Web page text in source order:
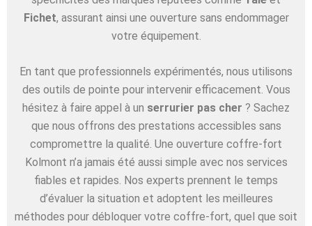
Fichet, assurant ainsi une ouverture sans endommager
votre équipement.
En tant que professionnels expérimentés, nous utilisons
des outils de pointe pour intervenir efficacement. Vous
hésitez à faire appel à un serrurier pas cher ? Sachez
que nous offrons des prestations accessibles sans
compromettre la qualité. Une ouverture coffre-fort
Kolmont n’a jamais été aussi simple avec nos services
fiables et rapides. Nos experts prennent le temps
d’évaluer la situation et adoptent les meilleures
méthodes pour débloquer votre coffre-fort, quel que soit